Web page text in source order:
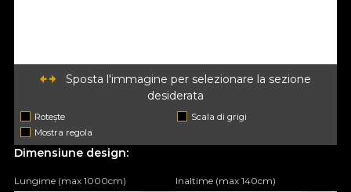
Sposta l'immagine per selezionare la sezione
desiderata
Rotește
Scala di grigi
Mostra regola
Dimensiune design:
Lungime (max 1000cm) Inaltime (max 140cm)